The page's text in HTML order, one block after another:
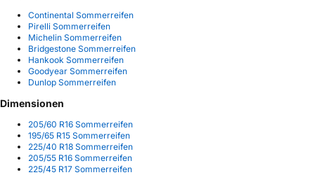
Continental Sommerreifen
Pirelli Sommerreifen
Michelin Sommerreifen
Bridgestone Sommerreifen
Hankook Sommerreifen
Goodyear Sommerreifen
Dunlop Sommerreifen
Dimensionen
205/60 R16 Sommerreifen
195/65 R15 Sommerreifen
225/40 R18 Sommerreifen
205/55 R16 Sommerreifen
225/45 R17 Sommerreifen